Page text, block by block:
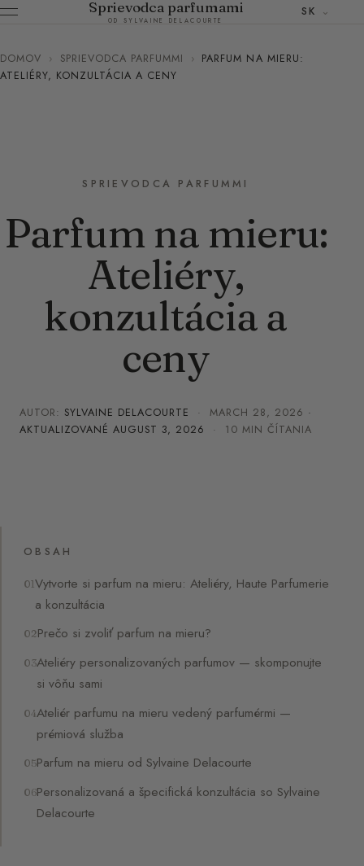
Sprievodca parfumami
OD SYLVAINE DELACOURTE
SK
DOMOV › SPRIEVODCA PARFUMMI › PARFUM NA MIERU:
ATELIÉRY, KONZULTÁCIA A CENY
SPRIEVODCA PARFUMMI
Parfum na mieru:
Ateliéry,
konzultácia a
ceny
AUTOR: SYLVAINE DELACOURTE ·MARCH 28, 2026 ·
AKTUALIZOVANÉ AUGUST 3, 2026 · 10 MIN ČÍTANIA
OBSAH
Vytvorte si parfum na mieru: Ateliéry, Haute Parfumerie
a konzultácia
Prečo si zvoliť parfum na mieru?
Ateliéry personalizovaných parfumov — skomponujte
si vôňu sami
Ateliér parfumu na mieru vedený parfumérmi —
prémiová služba
Parfum na mieru od Sylvaine Delacourte
Personalizovaná a špecifická konzultácia so Sylvaine
Delacourte